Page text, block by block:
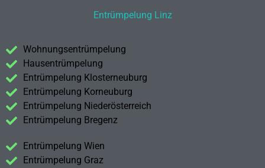
Entrümpelung Linz
Wohnungsentrümpelung
Hausentrümpelung
Entrümpelung Klosterneuburg
Entrümpelung Korneuburg
Entrümpelung Niederösterreich
Entrümpelung Bregenz
Entrümpelung Wien
Entrümpelung Graz